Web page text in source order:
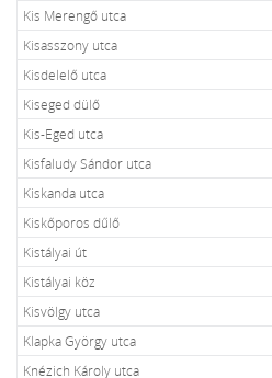
Kis Merengő utca
Kisasszony utca
Kisdelelő utca
Kiseged dülő
Kis-Eged utca
Kisfaludy Sándor utca
Kiskanda utca
Kiskőporos dűlő
Kistályai út
Kistályai köz
Kisvölgy utca
Klapka György utca
Knézich Károly utca